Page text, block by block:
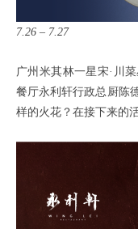
7.26 – 7.27
广州米其林一星宋·川
餐厅永利轩行政总厨陈
样的火花？在接下来的